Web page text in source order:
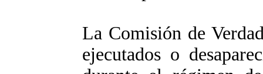
La Comisión de
ejecutados o